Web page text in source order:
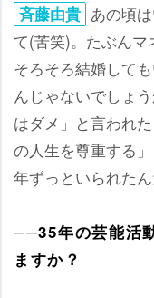
斉藤由貴 あの頃
て(苦笑)。たぶん
そろそろ結婚して
んじゃないでしょ
はダメ」と言われ
の人生を尊重する
年ずっといられたん
──35年の芸能活
ますか？